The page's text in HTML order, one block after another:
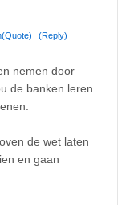
(Quote) (Reply)
nemen door
de banken leren
de wet laten
en gaan